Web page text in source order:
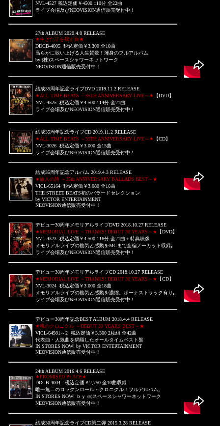
NVL-4527 税込定価￥4500 110分 全22曲
ライブ会場及びNEOVISION通信販売受付中！
27th ALBUM 2020.4.8 RELEASE
★生きた証を残す旅★
DDCB-4005 税込定価￥3.300 全10曲
高らかに歌い上げる人生賛歌！渾身のフルアルバム
by (株)スペースシャワーネットワーク
NEOVISION通信販売受付中！
結成35周年記念ライブDVD 2019.11.2 RELEASE
★ALL TIME BEATS ～35TH ANNIVERSARY LIVE～★ 【DVD】
NVL-4525 税込定価￥4.500 114分 全21曲
ライブ会場及びNEOVISION通信販売受付中！
結成35周年記念ライブCD 2019.11.2 RELEASE
★ALL TIME BEATS ～35TH ANNIVERSARY LIVE～★ 【CD】
NVL-3026 税込定価￥3.000 全15曲
ライブ会場及びNEOVISION通信販売受付中！
結成35周年記念アルバム 2019.4.3 RELEASE
★旅人の詩 ～35th ANNIVERSARY BALLADS BEST～★
VICL-65164 税込定価￥3.080 全16曲
THE STREET BEATS初のバラードセレクション
by VICTOR ENTERTAINMENT
NEOVISION通信販売受付中！
デビュー30周年メモリアルライブDVD 2018.10.27 RELEASE
★MEMORIAL LIVE ～THANKS! DEBUT 30 YEARS～★ 【DVD】
NVL-4523 税込定価￥4.500 116分 全21曲＋特典映像
メモリアルライブの熱気と感動をMCまで全編ノーカット収録｡
ライブ会場及びNEOVISION通信販売受付中！
デビュー30周年メモリアルライブCD 2018.10.27 RELEASE
★MEMORIAL LIVE ～THANKS! DEBUT 30 YEARS～★ 【CD】
NVL-3024 税込定価￥3.000 全18曲
メモリアルライブの熱気と感動を濃縮。ボーナストラック有り｡
ライブ会場及びNEOVISION通信販売受付中！
デビュー30周年記念BEST ALBUM 2018.4.4 RELEASE
★魂のクロニクル ～DEBUT 30 YEARS BEST～★
VICL-64981～2 税込定価￥3.300 2枚組 全42曲
代表曲・人気曲を網羅したオールタイムベスト盤
IN STORES NOW! by VICTOR ENTERTAINMENT
NEOVISION通信販売受付中！
24th ALBUM 2016.4.6 RELEASE
★PROMISED PLACE★
DDCB-4004 税込定価￥2,750 全10曲収録
唯一無二のロックンロール・クロニクル！フルアルバム。
IN STORES NOW! ｂｙ ㈱スペースシャワーネットワーク
NEOVISION通信販売受付中！
結成30周年記念ライブCD第二弾 2015.3.28 RELEASE